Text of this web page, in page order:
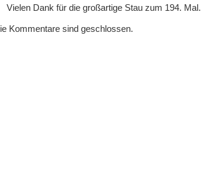
Vielen Dank für die großartige Stau zum 194. Mal.
Kommentare sind geschlossen.